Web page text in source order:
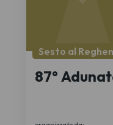
Sesto al
87°